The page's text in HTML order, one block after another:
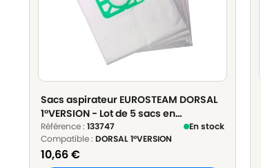
Sacs aspirateur EUROSTEAM DORSAL
1°VERSION - Lot de 5 sacs en
Microfibre
Référence : 133747
En stock
Compatible : DORSAL 1°VERSION
10,66€